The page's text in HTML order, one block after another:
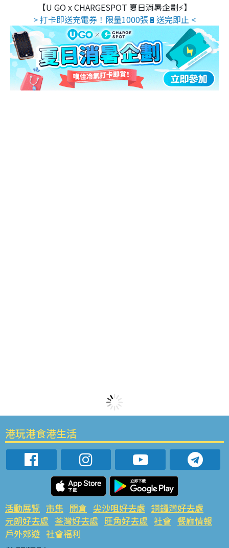
【U GO x CHARGESPOT 夏日消暑企劃⚡】
> 打卡即送充電券！限量1000張🔋送完即止 <
港玩港食港生活
活動展覽 市集 開倉 尖沙咀好去處 銅鑼灣好去處
元朗好去處 荃灣好去處 旺角好去處 社會 餐廳情報
戶外郊遊 社會福利